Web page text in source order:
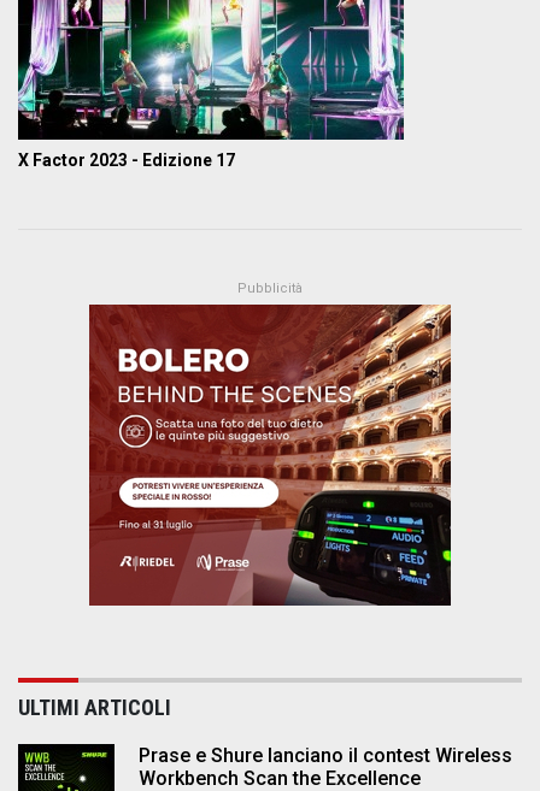
X Factor 2023 - Edizione 17
ULTIMI ARTICOLI
Prase e Shure lanciano il contest Wireless
Workbench Scan the Excellence